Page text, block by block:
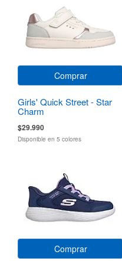
Comprar
Girls' Quick Street - Star
Charm
$29.990
Disponible en 5 colores
Comprar